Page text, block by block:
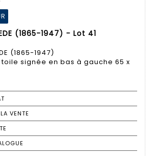
(1865-1947) - Lot 41
(1865-1947)
signée en bas à gauche 65 x
VENTE